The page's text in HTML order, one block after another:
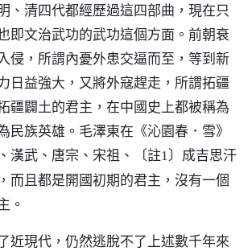
、清四代都經歷過這四部曲，現在只
即文治武功的武功這個方面。前朝衰
侵，所謂內憂外患交逼而至，等到新
日益強大，又將外寇趕走，所謂拓疆
疆闢土的君主，在中國史上都被稱為
民族英雄。毛澤東在《沁園春．雪》
漢武、唐宗、宋祖、
〔註1〕 成吉思汗
而且都是開國初期的君主，沒有一個
。
近現代，仍然逃脫不了上述數千年來